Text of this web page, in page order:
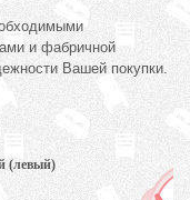
и фабричной
Вашей покупки.
(левый)